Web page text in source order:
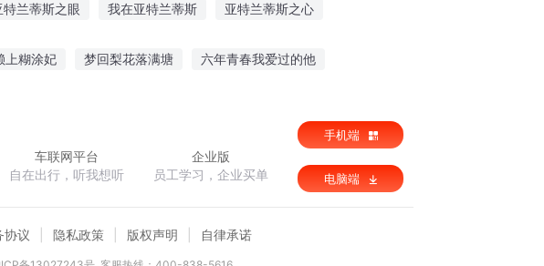
特兰蒂斯之眼 我在亚特兰蒂斯 亚特兰蒂斯之心
上糊涂妃 梦回梨花落满塘 六年青春我爱过的他
车联网平台
自在出行，听我想听
企业版
员工学习，企业买单
手机端
电脑端
协议 隐私政策 版权声明 自律承诺